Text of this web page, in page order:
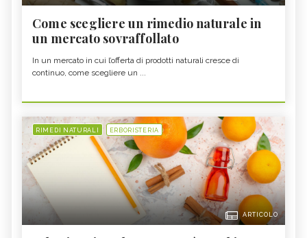
Come scegliere un rimedio naturale in
un mercato sovraffollato
In un mercato in cui l’offerta di prodotti naturali cresce di
continuo, come scegliere un ...
RIMEDI NATURALI ERBORISTERIA
ARTICOLO